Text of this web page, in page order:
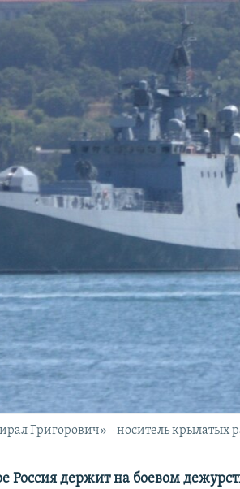
Григорович» - носитель крылатых
Россия держит на боевом